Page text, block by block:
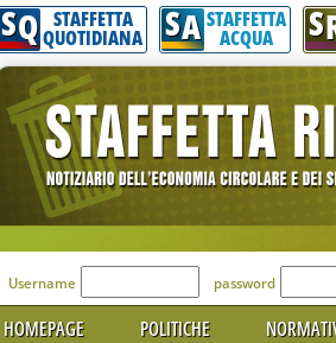
SQ STAFFETTA
QUOTIDIANA SA STAFFETTA
ACQUA S
'Modulo Login per
Username password
HOMEPAGE POLITICHE